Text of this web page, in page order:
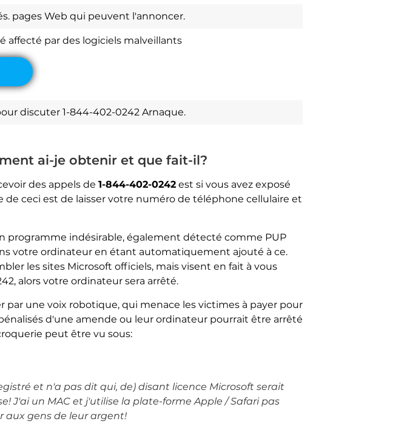
pages Web qui peuvent l'annoncer.
affecté par des logiciels malveillants
discuter 1-844-402-0242 Arnaque.
ai-je obtenir et que fait-il?
des appels de 1-844-402-0242 est si vous avez exposé
ceci est de laisser votre numéro de téléphone cellulaire et
programme indésirable, également détecté comme PUP
votre ordinateur en étant automatiquement ajouté à ce.
les sites Microsoft officiels, mais visent en fait à vous
alors votre ordinateur sera arrêté.
une voix robotique, qui menace les victimes à payer pour
d'une amende ou leur ordinateur pourrait être arrêté
peut être vu sous:
et n'a pas dit qui, de) disant licence Microsoft serait
J'ai un MAC et j'utilise la plate-forme Apple / Safari pas
aux gens de leur argent!